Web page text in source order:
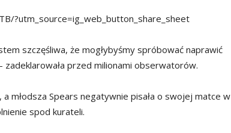
?utm_source=ig_web_button_share_sheet
szczęśliwa, że mogłybyśmy spróbować naprawić
zadeklarowała przed milionami obserwatorów.
młodsza Spears negatywnie pisała o swojej matce w
spod kurateli.